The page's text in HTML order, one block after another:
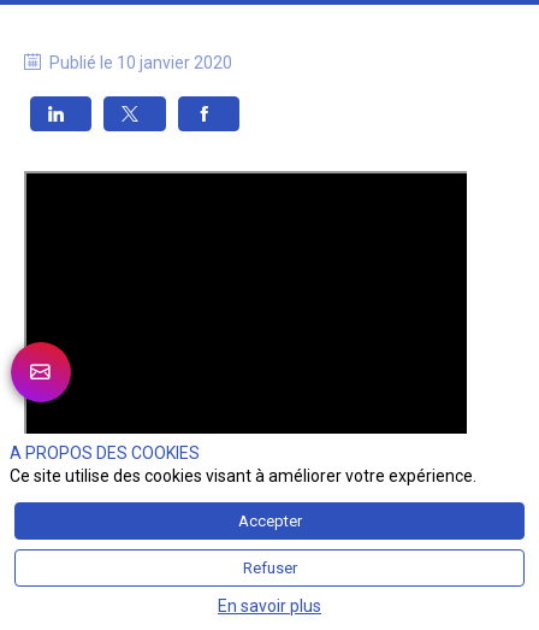
Publié le 10 janvier 2020
A PROPOS DES COOKIES
Ce site utilise des cookies visant à améliorer votre expérience.
Accepter
Refuser
En savoir plus